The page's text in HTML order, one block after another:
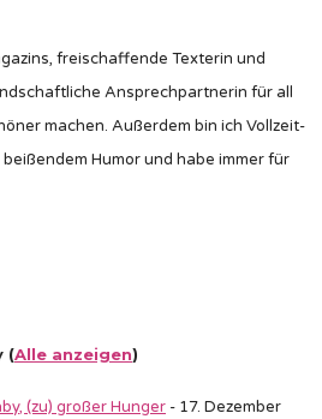
freischaffende Texterin und
Ansprechpartnerin für all
machen. Außerdem bin ich Vollzeit-
Humor und habe immer für
(Alle anzeigen)
(zu) großer Hunger - 17. Dezember